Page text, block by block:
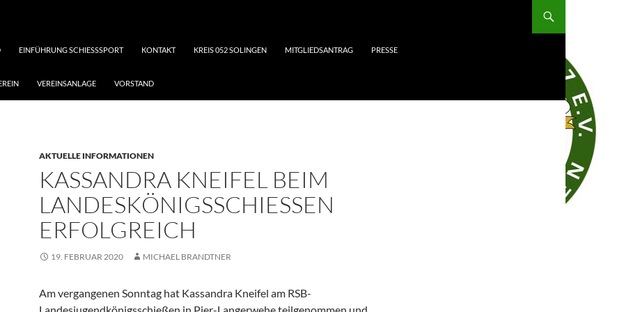
EINFÜHRUNG SCHIESSSPORT KONTAKT KREIS 052 SOLINGEN MITGLIEDSANTRAG PRESSE
VEREINSANLAGE VORSTAND
AKTUELLE INFORMATIONEN
KASSANDRA KNEIFEL BEIM
LANDESKÖNIGSSCHIESSEN
ERFOLGREICH
19. FEBRUAR 2020 MICHAEL BRANDTNER
Am vergangenen Sonntag hat Kassandra Kneifel am RSB-